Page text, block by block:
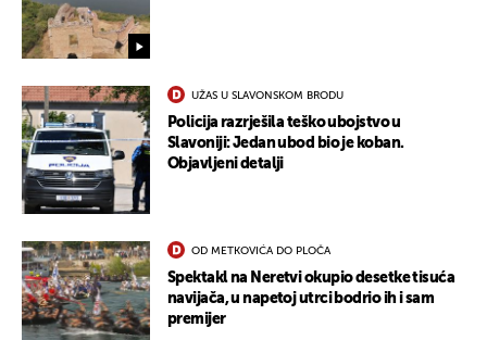
UŽAS U SLAVONSKOM BRODU
Policija razrješila teško ubojstvo u
Slavoniji: Jedan ubod bio je koban.
Objavljeni detalji
OD METKOVIĆA DO PLOČA
Spektakl na Neretvi okupio desetke tisuća
navijača, u napetoj utrci bodrio ih i sam
premijer
UKLJUČITE NOTIFIKACIJE